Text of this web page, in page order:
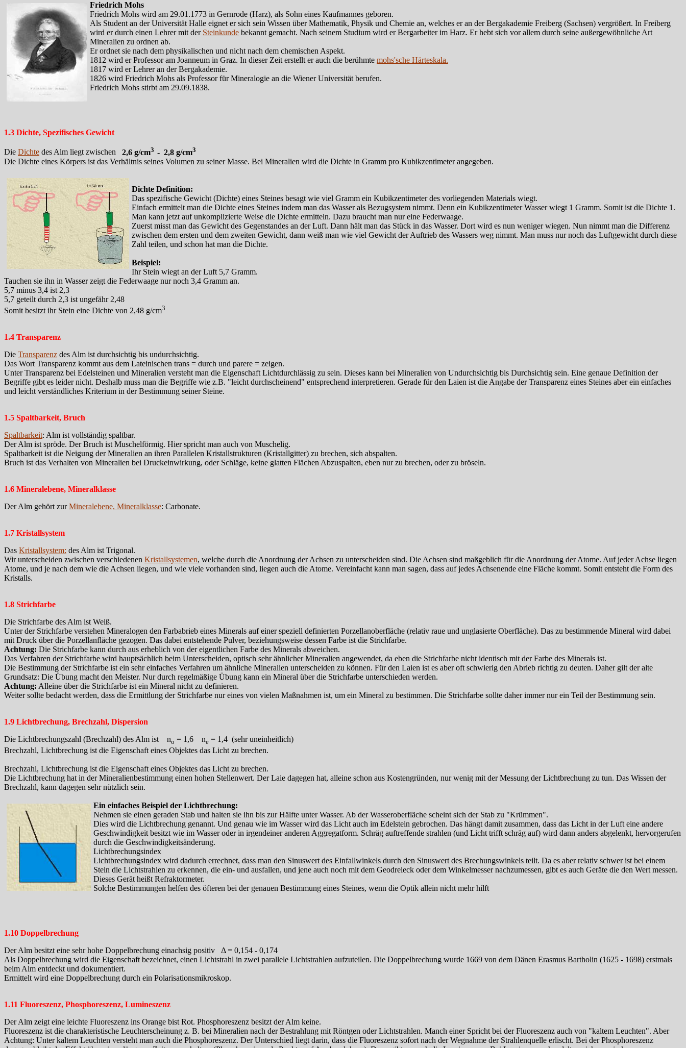
Friedrich Mohs
Friedrich Mohs wird am 29.01.1773 in Gernrode (Harz), als Sohn eines Kaufmannes geboren.
Als Student an der Universität Halle eignet er sich sein Wissen über Mathematik, Physik und Chemie an, welches er an der Bergakademie Freiberg (Sachsen) vergrößert. In Freiberg
wird er durch einen Lehrer mit der Steinkunde bekannt gemacht. Nach seinem Studium wird er Bergarbeiter im Harz. Er hebt sich vor allem durch seine außergewöhnliche Art
Mineralien zu ordnen ab.
Er ordnet sie nach dem physikalischen und nicht nach dem chemischen Aspekt.
1812 wird er Professor am Joanneum in Graz. In dieser Zeit erstellt er auch die berühmte mohs'sche Härteskala.
1817 wird er Lehrer an der Bergakademie.
1826 wird Friedrich Mohs als Professor für Mineralogie an die Wiener Universität berufen.
Friedrich Mohs stirbt am 29.09.1838.
1.3 Dichte, Spezifisches Gewicht
Die Dichte des Alm liegt zwischen 2,6 g/cm3 - 2,8 g/cm3
Die Dichte eines Körpers ist das Verhältnis seines Volumen zu seiner Masse. Bei Mineralien wird die Dichte in Gramm pro Kubikzentimeter angegeben.
Dichte Definition:
Das spezifische Gewicht (Dichte) eines Steines besagt wie viel Gramm ein Kubikzentimeter des vorliegenden Materials wiegt.
Einfach ermittelt man die Dichte eines Steines indem man das Wasser als Bezugsystem nimmt. Denn ein Kubikzentimeter Wasser wiegt 1 Gramm. Somit ist die Dichte 1.
Man kann jetzt auf unkomplizierte Weise die Dichte ermitteln. Dazu braucht man nur eine Federwaage.
Zuerst misst man das Gewicht des Gegenstandes an der Luft. Dann hält man das Stück in das Wasser. Dort wird es nun weniger wiegen. Nun nimmt man die Differenz
zwischen dem ersten und dem zweiten Gewicht, dann weiß man wie viel Gewicht der Auftrieb des Wassers weg nimmt. Man muss nur noch das Luftgewicht durch diese
Zahl teilen, und schon hat man die Dichte.
Beispiel:
Ihr Stein wiegt an der Luft 5,7 Gramm.
Tauchen sie ihn in Wasser zeigt die Federwaage nur noch 3,4 Gramm an.
5,7 minus 3,4 ist 2,3
5,7 geteilt durch 2,3 ist ungefähr 2,48
Somit besitzt ihr Stein eine Dichte von 2,48 g/cm3
1.4 Transparenz
Die Transparenz des Alm ist durchsichtig bis undurchsichtig.
Das Wort Transparenz kommt aus dem Lateinischen trans = durch und parere = zeigen.
Unter Transparenz bei Edelsteinen und Mineralien versteht man die Eigenschaft Lichtdurchlässig zu sein. Dieses kann bei Mineralien von Undurchsichtig bis Durchsichtig sein. Eine genaue Definition der
Begriffe gibt es leider nicht. Deshalb muss man die Begriffe wie z.B. "leicht durchscheinend" entsprechend interpretieren. Gerade für den Laien ist die Angabe der Transparenz eines Steines aber ein einfaches
und leicht verständliches Kriterium in der Bestimmung seiner Steine.
1.5 Spaltbarkeit, Bruch
Spaltbarkeit: Alm ist vollständig spaltbar.
Der Alm ist spröde. Der Bruch ist Muschelförmig. Hier spricht man auch von Muschelig.
Spaltbarkeit ist die Neigung der Mineralien an ihren Parallelen Kristallstrukturen (Kristallgitter) zu brechen, sich abspalten.
Bruch ist das Verhalten von Mineralien bei Druckeinwirkung, oder Schläge, keine glatten Flächen Abzuspalten, eben nur zu brechen, oder zu bröseln.
1.6 Mineralebene, Mineralklasse
Der Alm gehört zurMineralebene, Mineralklasse: Carbonate.
1.7 Kristallsystem
Das Kristallsystem: des Alm ist Trigonal.
Wir unterscheiden zwischen verschiedenen Kristallsystemen, welche durch die Anordnung der Achsen zu unterscheiden sind. Die Achsen sind maßgeblich für die Anordnung der Atome. Auf jeder Achse liegen
Atome, und je nach dem wie die Achsen liegen, und wie viele vorhanden sind, liegen auch die Atome. Vereinfacht kann man sagen, dass auf jedes Achsenende eine Fläche kommt. Somit entsteht die Form des
Kristalls.
1.8 Strichfarbe
Die Strichfarbe des Alm ist Weiß.
Unter der Strichfarbe verstehen Mineralogen den Farbabrieb eines Minerals auf einer speziell definierten Porzellanoberfläche (relativ raue und unglasierte Oberfläche). Das zu bestimmende Mineral wird dabei
mit Druck über die Porzellanfläche gezogen. Das dabei entstehende Pulver, beziehungsweise dessen Farbe ist die Strichfarbe.
Achtung: Die Strichfarbe kann durch aus erheblich von der eigentlichen Farbe des Minerals abweichen.
Das Verfahren der Strichfarbe wird hauptsächlich beim Unterscheiden, optisch sehr ähnlicher Mineralien angewendet, da eben die Strichfarbe nicht identisch mit der Farbe des Minerals ist.
Die Bestimmung der Strichfarbe ist ein sehr einfaches Verfahren um ähnliche Mineralien unterscheiden zu können. Für den Laien ist es aber oft schwierig den Abrieb richtig zu deuten. Daher gilt der alte
Grundsatz: Die Übung macht den Meister. Nur durch regelmäßige Übung kann ein Mineral über die Strichfarbe unterschieden werden.
Achtung: Alleine über die Strichfarbe ist ein Mineral nicht zu definieren.
Weiter sollte bedacht werden, dass die Ermittlung der Strichfarbe nur eines von vielen Maßnahmen ist, um ein Mineral zu bestimmen. Die Strichfarbe sollte daher immer nur ein Teil der Bestimmung sein.
1.9 Lichtbrechung, Brechzahl, Dispersion
Die Lichtbrechungszahl (Brechzahl) des Alm ist no = 1,6 ne = 1,4 (sehr uneinheitlich)
Brechzahl, Lichtbrechung ist die Eigenschaft eines Objektes das Licht zu brechen.
Brechzahl, Lichtbrechung ist die Eigenschaft eines Objektes das Licht zu brechen.
Die Lichtbrechung hat in der Mineralienbestimmung einen hohen Stellenwert. Der Laie dagegen hat, alleine schon aus Kostengründen, nur wenig mit der Messung der Lichtbrechung zu tun. Das Wissen der
Brechzahl, kann dagegen sehr nützlich sein.
Ein einfaches Beispiel der Lichtbrechung:
Nehmen sie einen geraden Stab und halten sie ihn bis zur Hälfte unter Wasser. Ab der Wasseroberfläche scheint sich der Stab zu "Krümmen".
Dies wird die Lichtbrechung genannt. Und genau wie im Wasser wird das Licht auch im Edelstein gebrochen. Das hängt damit zusammen, dass das Licht in der Luft eine andere
Geschwindigkeit besitzt wie im Wasser oder in irgendeiner anderen Aggregatform. Schräg auftreffende strahlen (und Licht trifft schräg auf) wird dann anders abgelenkt, hervorgerufen
durch die Geschwindigkeitsänderung.
Lichtbrechungsindex
Lichtbrechungsindex wird dadurch errechnet, dass man den Sinuswert des Einfallwinkels durch den Sinuswert des Brechungswinkels teilt. Da es aber relativ schwer ist bei einem
Stein die Lichtstrahlen zu erkennen, die ein- und ausfallen, und jene auch noch mit dem Geodreieck oder dem Winkelmesser nachzumessen, gibt es auch Geräte die den Wert messen.
Dieses Gerät heißt Refraktormeter.
Solche Bestimmungen helfen des öfteren bei der genauen Bestimmung eines Steines, wenn die Optik allein nicht mehr hilft
1.10 Doppelbrechung
Der Alm besitzt eine sehr hohe Doppelbrechung einachsig positiv Δ = 0,154 - 0,174
Als Doppelbrechung wird die Eigenschaft bezeichnet, einen Lichtstrahl in zwei parallele Lichtstrahlen aufzuteilen. Die Doppelbrechung wurde 1669 von dem Dänen Erasmus Bartholin (1625 - 1698) erstmals
beim Alm entdeckt und dokumentiert.
Ermittelt wird eine Doppelbrechung durch ein Polarisationsmikroskop.
1.11 Fluoreszenz, Phosphoreszenz, Lumineszenz
Der Alm zeigt eine leichte Fluoreszenz ins Orange bist Rot. Phosphoreszenz besitzt der Alm keine.
Fluoreszenz ist die charakteristische Leuchterscheinung z. B. bei Mineralien nach der Bestrahlung mit Röntgen oder Lichtstrahlen. Manch einer Spricht bei der Fluoreszenz auch von "kaltem Leuchten". Aber
Achtung: Unter kaltem Leuchten versteht man auch die Phosphoreszenz. Der Unterschied liegt darin, dass die Fluoreszenz sofort nach der Wegnahme der Strahlenquelle erlischt. Bei der Phosphoreszenz